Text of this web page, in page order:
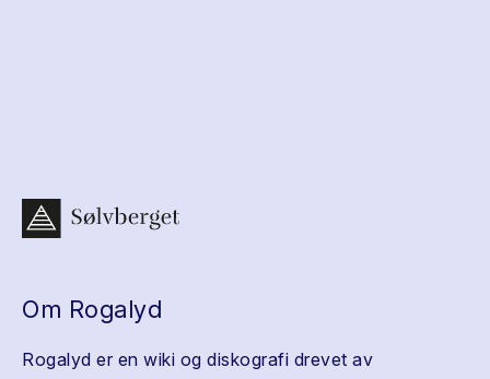
Om Rogalyd
Rogalyd er en wiki og diskografi drevet av